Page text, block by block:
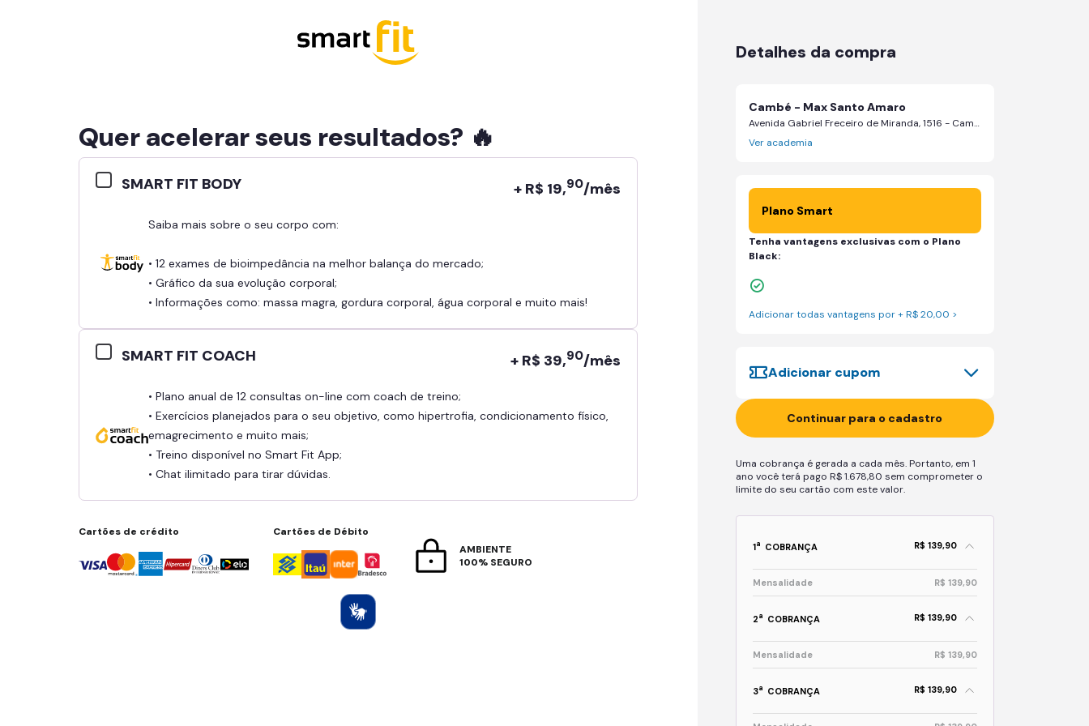
Quer acelerar seus resultados? 🔥
SMART FIT BODY + R$ 19,90/mês
Saiba mais sobre o seu corpo com:
• 12 exames de bioimpedância na melhor balança do mercado;
• Gráfico da sua evolução corporal;
• Informações como: massa magra, gordura corporal, água corporal e muito mais!
SMART FIT COACH + R$ 39,90/mês
• Plano anual de 12 consultas on-line com coach de treino;
• Exercícios planejados para o seu objetivo, como hipertrofia, condicionamento físico,
emagrecimento e muito mais;
• Treino disponível no Smart Fit App;
• Chat ilimitado para tirar dúvidas.
Cartões de crédito
Cartões de Débito
AMBIENTE
100% SEGURO
Detalhes da compra
Cambé - Max Santo Amaro
Avenida Gabriel Freceiro de Miranda, 1516 - Cambé, Paraná
Ver academia
Plano Smart
Tenha vantagens exclusivas com o Plano
Black:
Adicionar todas vantagens por + R$ 20,00 >
Adicionar cupom
Continuar para o cadastro
Uma cobrança é gerada a cada mês. Portanto, em 1
ano você terá pago R$ 1.678,80 sem comprometer o
limite do seu cartão com este valor.
1a COBRANÇA R$ 139,90
Mensalidade R$ 139,90
2a COBRANÇA R$ 139,90
Mensalidade R$ 139,90
3a COBRANÇA R$ 139,90